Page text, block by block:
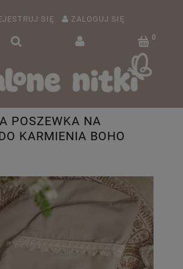
SIĘ ZALOGUJ SIĘ
POSZEWKA NA
KARMIENIA BOHO